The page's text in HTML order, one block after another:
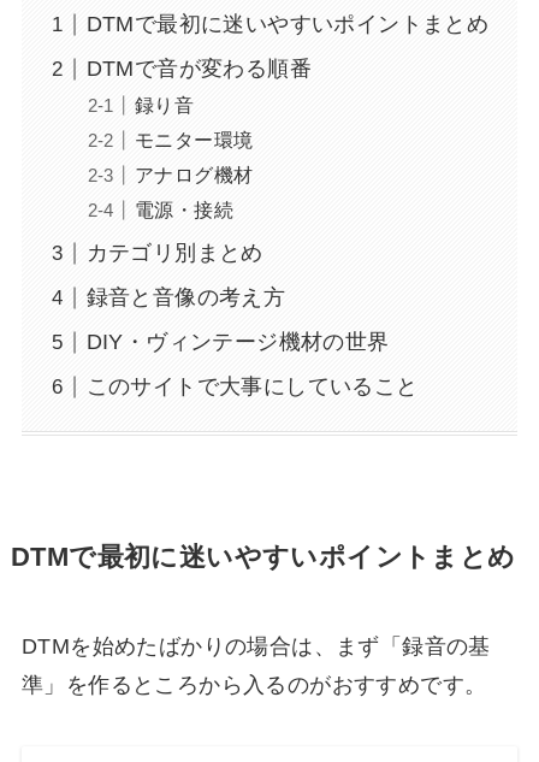
DTMで最初に迷いやすいポイントまとめ
DTMで音が変わる順番
録り音
モニター環境
アナログ機材
電源・接続
カテゴリ別まとめ
録音と音像の考え方
DIY・ヴィンテージ機材の世界
このサイトで大事にしていること
DTMで最初に迷いやすいポイントまとめ
DTMを始めたばかりの場合は、まず「録音の基
準」を作るところから入るのがおすすめです。